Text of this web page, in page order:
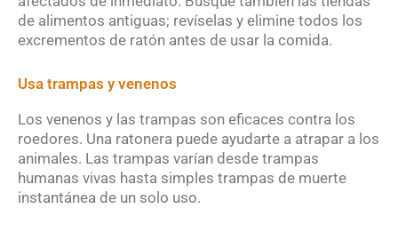
de alimentos antiguas; revíselas y elimine todos los
excrementos de ratón antes de usar la comida.
Usa trampas y venenos
Los venenos y las trampas son eficaces contra los
roedores. Una ratonera puede ayudarte a atrapar a los
animales. Las trampas varían desde trampas
humanas vivas hasta simples trampas de muerte
instantánea de un solo uso.